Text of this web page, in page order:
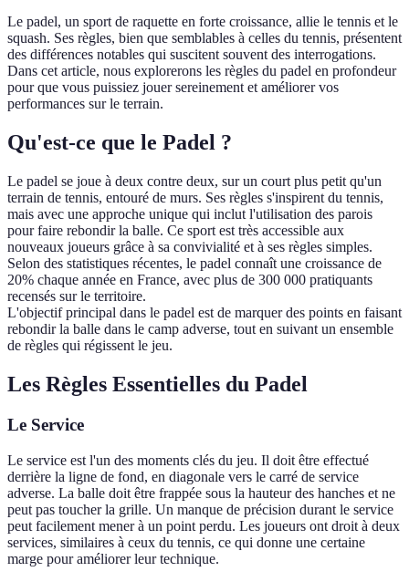
Le padel, un sport de raquette en forte croissance, allie le tennis et le
squash. Ses règles, bien que semblables à celles du tennis, présentent
des différences notables qui suscitent souvent des interrogations.
Dans cet article, nous explorerons les règles du padel en profondeur
pour que vous puissiez jouer sereinement et améliorer vos
performances sur le terrain.
Qu'est-ce que le Padel ?
Le padel se joue à deux contre deux, sur un court plus petit qu'un
terrain de tennis, entouré de murs. Ses règles s'inspirent du tennis,
mais avec une approche unique qui inclut l'utilisation des parois
pour faire rebondir la balle. Ce sport est très accessible aux
nouveaux joueurs grâce à sa convivialité et à ses règles simples.
Selon des statistiques récentes, le padel connaît une croissance de
20% chaque année en France, avec plus de 300 000 pratiquants
recensés sur le territoire.
L'objectif principal dans le padel est de marquer des points en faisant
rebondir la balle dans le camp adverse, tout en suivant un ensemble
de règles qui régissent le jeu.
Les Règles Essentielles du Padel
Le Service
Le service est l'un des moments clés du jeu. Il doit être effectué
derrière la ligne de fond, en diagonale vers le carré de service
adverse. La balle doit être frappée sous la hauteur des hanches et ne
peut pas toucher la grille. Un manque de précision durant le service
peut facilement mener à un point perdu. Les joueurs ont droit à deux
services, similaires à ceux du tennis, ce qui donne une certaine
marge pour améliorer leur technique.